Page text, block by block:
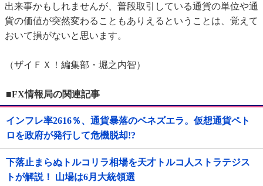
出来事かもしれませんが、普段取引している通貨の単位や通
貨の価値が突然変わることもありえるということは、覚えて
おいて損がないと思います。
（ザイＦＸ！編集部・堀之内智）
■FX情報局の関連記事
インフレ率2616％、通貨暴落のベネズエラ。仮想通貨ペト
ロを政府が発行して危機脱却!?
下落止まらぬトルコリラ相場を天才トルコ人ストラテジス
トが解説！ 山場は6月大統領選